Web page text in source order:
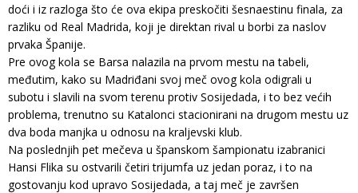
doći i iz razloga što će ova ekipa preskočiti šesnaestinu finala, za
razliku od Real Madrida, koji je direktan rival u borbi za naslov
prvaka Španije.
Pre ovog kola se Barsa nalazila na prvom mestu na tabeli,
međutim, kako su Madriđani svoj meč ovog kola odigrali u
subotu i slavili na svom terenu protiv Sosijedada, i to bez većih
problema, trenutno su Katalonci stacionirani na drugom mestu uz
dva boda manjka u odnosu na kraljevski klub.
Na poslednjih pet mečeva u španskom šampionatu izabranici
Hansi Flika su ostvarili četiri trijumfa uz jedan poraz, i to na
gostovanju kod upravo Sosijedada, a taj meč je završen